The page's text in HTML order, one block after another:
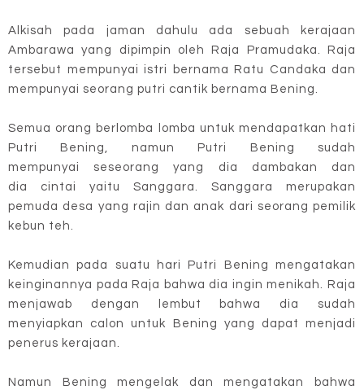
Alkisah pada jaman dahulu ada sebuah kerajaan
Ambarawa yang dipimpin oleh Raja Pramudaka. Raja
tersebut mempunyai istri bernama Ratu Candaka dan
mempunyai seorang putri cantik bernama Bening.
Semua orang berlomba lomba untuk mendapatkan hati
Putri Bening, namun Putri Bening sudah
mempunyaiseseorang yang dia dambakan dan
dia cintai yaitu Sanggara. Sanggara merupakan
pemuda desa yang rajin dan anak dari seorang pemilik
kebun teh.
Kemudian pada suatu hari Putri Bening mengatakan
keinginannya pada Raja bahwa dia ingin menikah. Raja
menjawab dengan lembut bahwa dia sudah
menyiapkan calon untuk Bening yang dapat menjadi
penerus kerajaan.
Namun Bening mengelak dan mengatakan bahwa